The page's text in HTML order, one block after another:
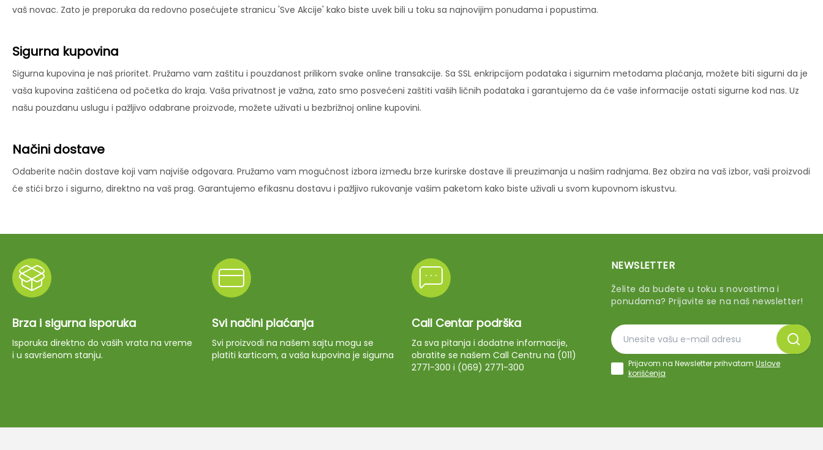
vaš novac. Zato je preporuka da redovno posećujete stranicu 'Sve Akcije' kako biste uvek bili u toku sa najnovijim ponudama i popustima.
Sigurna kupovina
Sigurna kupovina je naš prioritet. Pružamo vam zaštitu i pouzdanost prilikom svake online transakcije. Sa SSL enkripcijom podataka i sigurnim metodama plaćanja, možete biti sigurni da je
vaša kupovina zaštićena od početka do kraja. Vaša privatnost je važna, zato smo posvećeni zaštiti vaših ličnih podataka i garantujemo da će vaše informacije ostati sigurne kod nas. Uz
našu pouzdanu uslugu i pažljivo odabrane proizvode, možete uživati u bezbrižnoj online kupovini.
Načini dostave
Odaberite način dostave koji vam najviše odgovara. Pružamo vam mogućnost izbora između brze kurirske dostave ili preuzimanja u našim radnjama. Bez obzira na vaš izbor, vaši proizvodi
će stići brzo i sigurno, direktno na vaš prag. Garantujemo efikasnu dostavu i pažljivo rukovanje vašim paketom kako biste uživali u svom kupovnom iskustvu.
Brza i sigurna isporuka
Isporuka direktno do vaših vrata na vreme
i u savršenom stanju.
Svi načini plaćanja
Svi proizvodi na našem sajtu mogu se
platiti karticom, a vaša kupovina je sigurna
Call Centar podrška
Za sva pitanja i dodatne informacije,
obratite se našem Call Centru na (011)
2771-300 i (069) 2771-300
NEWSLETTER
Želite da budete u toku s novostima i
ponudama? Prijavite se na naš newsletter!
Prijavom na Newsletter prihvatam Uslove
korišćenja